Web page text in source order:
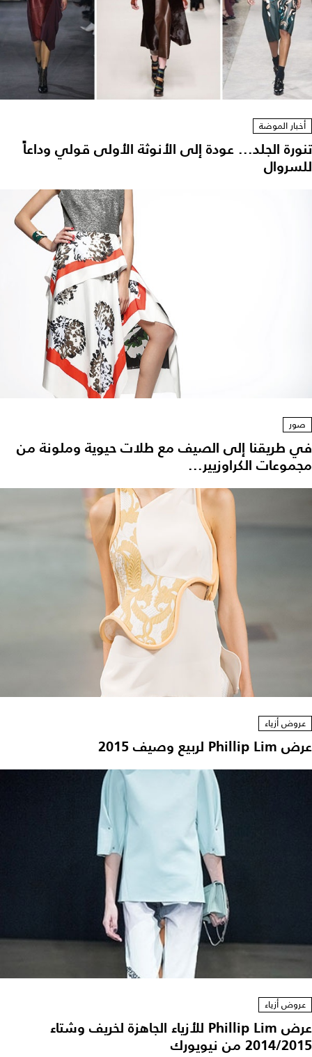
أخبار الموضة
تنورة الجلد... عودة إلى الأنوثة الأولى قولي وداعاً
للسروال
صور
في طريقنا إلى الصيف مع طلات حيوية وملونة من
مجموعات الكراوزيير...
عروض أزياء
عرض Phillip Lim لربيع وصيف 2015
عروض أزياء
عرض Phillip Lim للأزياء الجاهزة لخريف وشتاء
2014/2015 من نيويورك